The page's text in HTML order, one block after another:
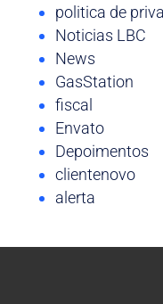
politica de
Noticias LBC
News
GasStation
fiscal
Envato
Depoimentos
clientenovo
alerta